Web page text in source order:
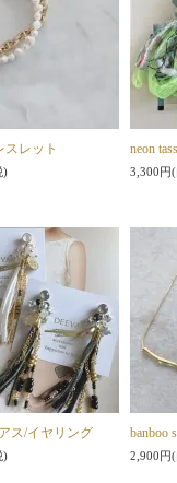
スレット
)
neon
3,300円
ス/イヤリング
)
banboo
2,900円